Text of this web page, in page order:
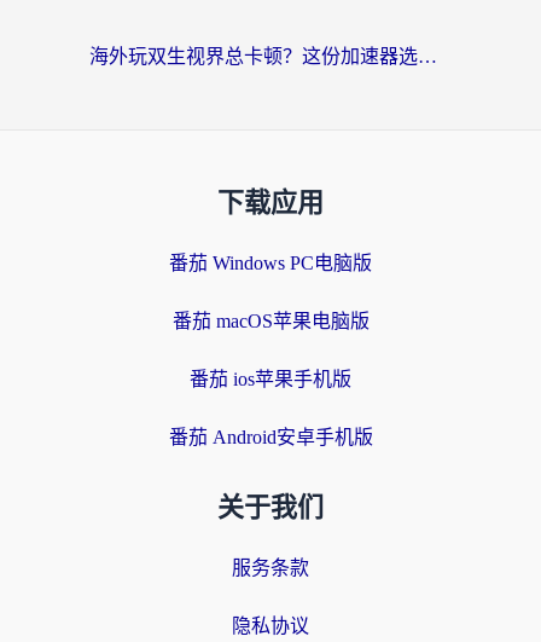
海外玩双生视界总卡顿？这份加速器选择指南帮你告别延迟（附欧洲流星蝴蝶剑澳门青鸾繁华录优化技巧）
下载应用
番茄 Windows PC电脑版
番茄 macOS苹果电脑版
番茄 ios苹果手机版
番茄 Android安卓手机版
关于我们
服务条款
隐私协议